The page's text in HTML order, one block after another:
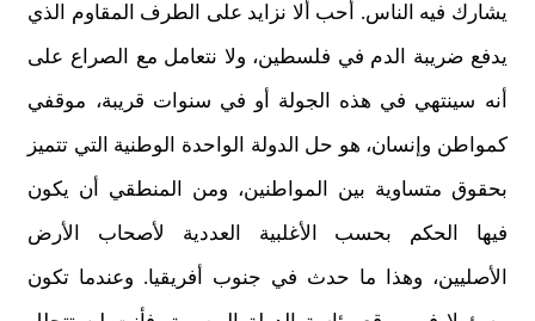
يشارك فيه الناس. أحب ألا نزايد على الطرف المقاوم الذي
يدفع ضريبة الدم في فلسطين، ولا نتعامل مع الصراع على
أنه سينتهي في هذه الجولة أو في سنوات قريبة، موقفي
كمواطن وإنسان، هو حل الدولة الواحدة الوطنية التي تتميز
بحقوق متساوية بين المواطنين، ومن المنطقي أن يكون
فيها الحكم بحسب الأغلبية العددية لأصحاب الأرض
الأصليين، وهذا ما حدث في جنوب أفريقيا. وعندما تكون